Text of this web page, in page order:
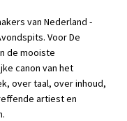
van Nederland -
Voor De
de mooiste
canon van het
over taal, over inhoud,
artiest en